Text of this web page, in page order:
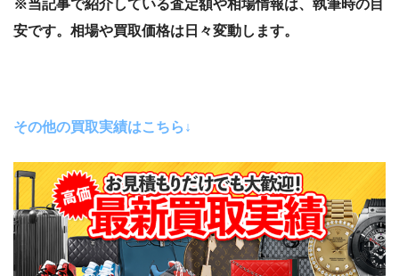
※当記事で紹介している査定額や相場情報は、執筆時の目
安です。相場や買取価格は日々変動します。
その他の買取実績はこちら↓